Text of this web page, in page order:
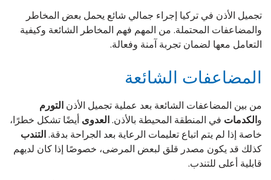
تجميل الأذن في تركيا إجراء جمالي شائع يحمل بعض المخاطر
والمضاعفات المحتملة. من المهم فهم المخاطر الشائعة وكيفية
التعامل معها لضمان تجربة آمنة وفعالة.
المضاعفات الشائعة
من بين المضاعفات الشائعة بعد عملية تجميل الأذن التورم
والكدمات في المنطقة المحيطة بالأذن.العدوى أيضًا تشكل خطرًا،
خاصة إذا لم يتم اتباع تعليمات الرعاية بعد الجراحة بدقة.التندب
كذلك قد يكون مصدر قلق لبعض المرضى، خصوصًا إذا كان لديهم
قابلية أعلى للتندب.